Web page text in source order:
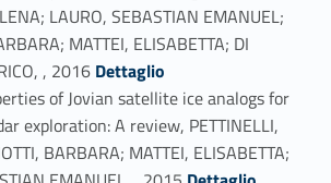
LAURO, SEBASTIAN EMANUEL;
MATTEI, ELISABETTA; DI
, 2016 Link identifier #identifier_person_68649-37
Dettaglio
of Jovian satellite ice analogs for
exploration: A review, PETTINELLI,
BARBARA; MATTEI, ELISABETTA;
Link identifier #identifier_person_1834-38